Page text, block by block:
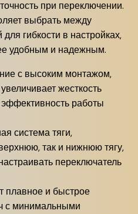
при переключении.
выбрать между
гибкости в настройках,
удобным и надежным.
с высоким монтажом,
жесткость
работы
система тяги,
так и нижнюю тягу,
переключатель
плавное и быстрое
с минимальными